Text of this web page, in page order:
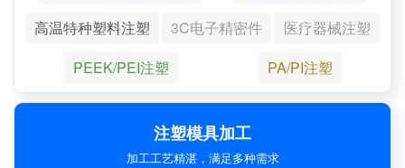
高温特种塑料注塑
3C电子精密件
医疗器械注塑
PEEK/PEI注塑
PA/PI注塑
注塑模具加工
加工工艺精湛，满足多种需求